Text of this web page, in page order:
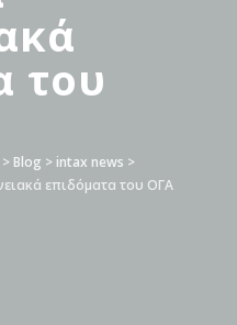
του
> Blog > intax news >
επιδόματα του ΟΓΑ